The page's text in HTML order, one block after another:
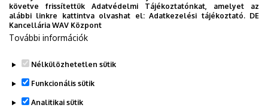
évek során felmerülő helyzetekkel, kérdésekkel
kapcsolatban, továbbá „zsebközelbe” hozzuk az Egyetem
és Debrecen város kulturális és sport életét.
követve frissítettük Adatvédelmi Tájékoztatónkat, amelyet az
alábbi linkre kattintva olvashat el:Adatkezelési tájékoztató. DE
Kancellária WAV Központ
További információk
Nélkülözhetetlen sütik
Funkcionális sütik
Analitikai sütik